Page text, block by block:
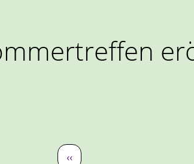
Vorherige Seite
‹‹